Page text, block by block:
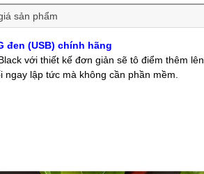
sản phẩm
đen (USB) chính hãng
với thiết kế đơn giản sẽ tô điểm thêm
lập tức mà không cần phần mềm.